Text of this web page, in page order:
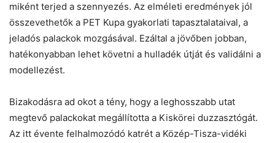
miként terjed a szennyezés. Az elméleti eredmények jól
összevethetők a PET Kupa gyakorlati tapasztalataival, a
jeladós palackok mozgásával. Ezáltal a jövőben jobban,
hatékonyabban lehet követni a hulladék útját és validálni a
modellezést.
Bizakodásra ad okot a tény, hogy a leghosszabb utat
megtevő palackokat megállította a Kiskörei duzzasztógát.
Az itt évente felhalmozódó katrét a Közép-Tisza-vidéki